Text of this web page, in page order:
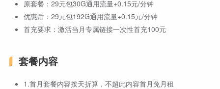
原套餐：29元包30G通用流量+0.15元/分钟
优惠后：29元包192G通用流量+0.15元/分钟
首充要求：激活当月专属链接一次性首充100元
套餐内容
1.首月套餐内容按天折算，不超此内容首月免月租